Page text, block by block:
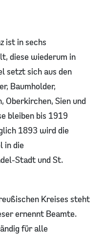
ist in sechs
diese wiederum in
setzt sich aus den
Baumholder,
Oberkirchen, Sien und
bleiben bis 1919
1893 wird die
in die
Stadt und St.
Kreises steht
ernennt Beamte.
für alle